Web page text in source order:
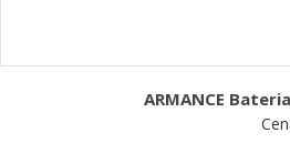
ARMANCE